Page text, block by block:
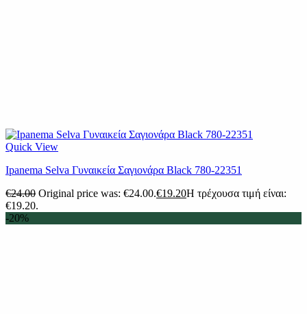
Quick View
Ipanema Selva Γυναικεία Σαγιονάρα Black 780-22351
€24.00 Original price was: €24.00.€19.20Η τρέχουσα τιμή είναι:
€19.20.
-20%